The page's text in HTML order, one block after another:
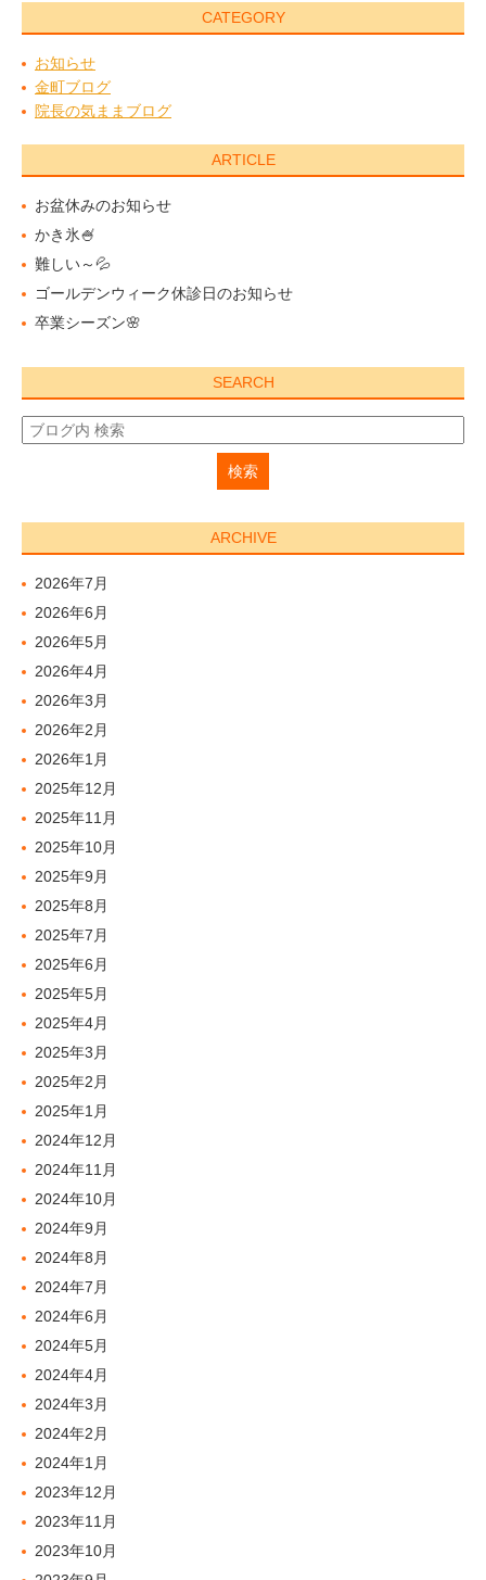
CATEGORY
お知らせ
金町ブログ
院長の気ままブログ
ARTICLE
お盆休みのお知らせ
かき氷🍧
難しい～💦
ゴールデンウィーク休診日のお知らせ
卒業シーズン🌸
SEARCH
ARCHIVE
2026年7月
2026年6月
2026年5月
2026年4月
2026年3月
2026年2月
2026年1月
2025年12月
2025年11月
2025年10月
2025年9月
2025年8月
2025年7月
2025年6月
2025年5月
2025年4月
2025年3月
2025年2月
2025年1月
2024年12月
2024年11月
2024年10月
2024年9月
2024年8月
2024年7月
2024年6月
2024年5月
2024年4月
2024年3月
2024年2月
2024年1月
2023年12月
2023年11月
2023年10月